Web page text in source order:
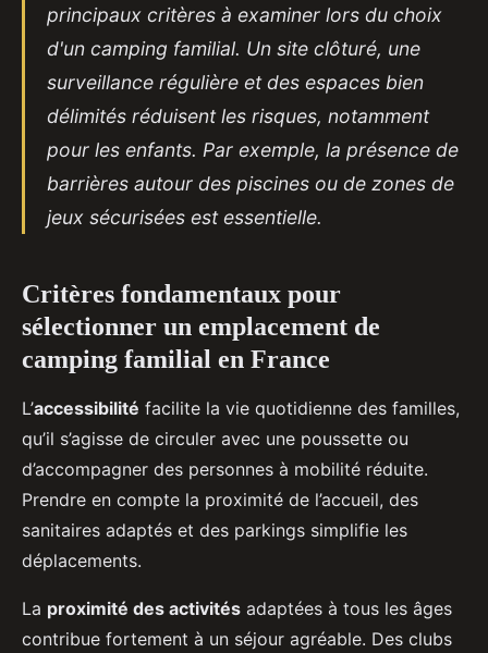
principaux critères à examiner lors du choix
d'un camping familial. Un site clôturé, une
surveillance régulière et des espaces bien
délimités réduisent les risques, notamment
pour les enfants. Par exemple, la présence de
barrières autour des piscines ou de zones de
jeux sécurisées est essentielle.
Critères fondamentaux pour
sélectionner un emplacement de
camping familial en France
L’accessibilité facilite la vie quotidienne des familles,
qu’il s’agisse de circuler avec une poussette ou
d’accompagner des personnes à mobilité réduite.
Prendre en compte la proximité de l’accueil, des
sanitaires adaptés et des parkings simplifie les
déplacements.
La proximité des activités adaptées à tous les âges
contribue fortement à un séjour agréable. Des clubs